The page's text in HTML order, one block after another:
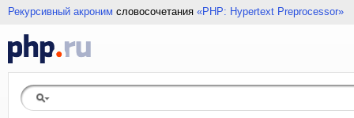
Рекурсивный акроним словосочетания «PHP: Hypertext Preprocessor»